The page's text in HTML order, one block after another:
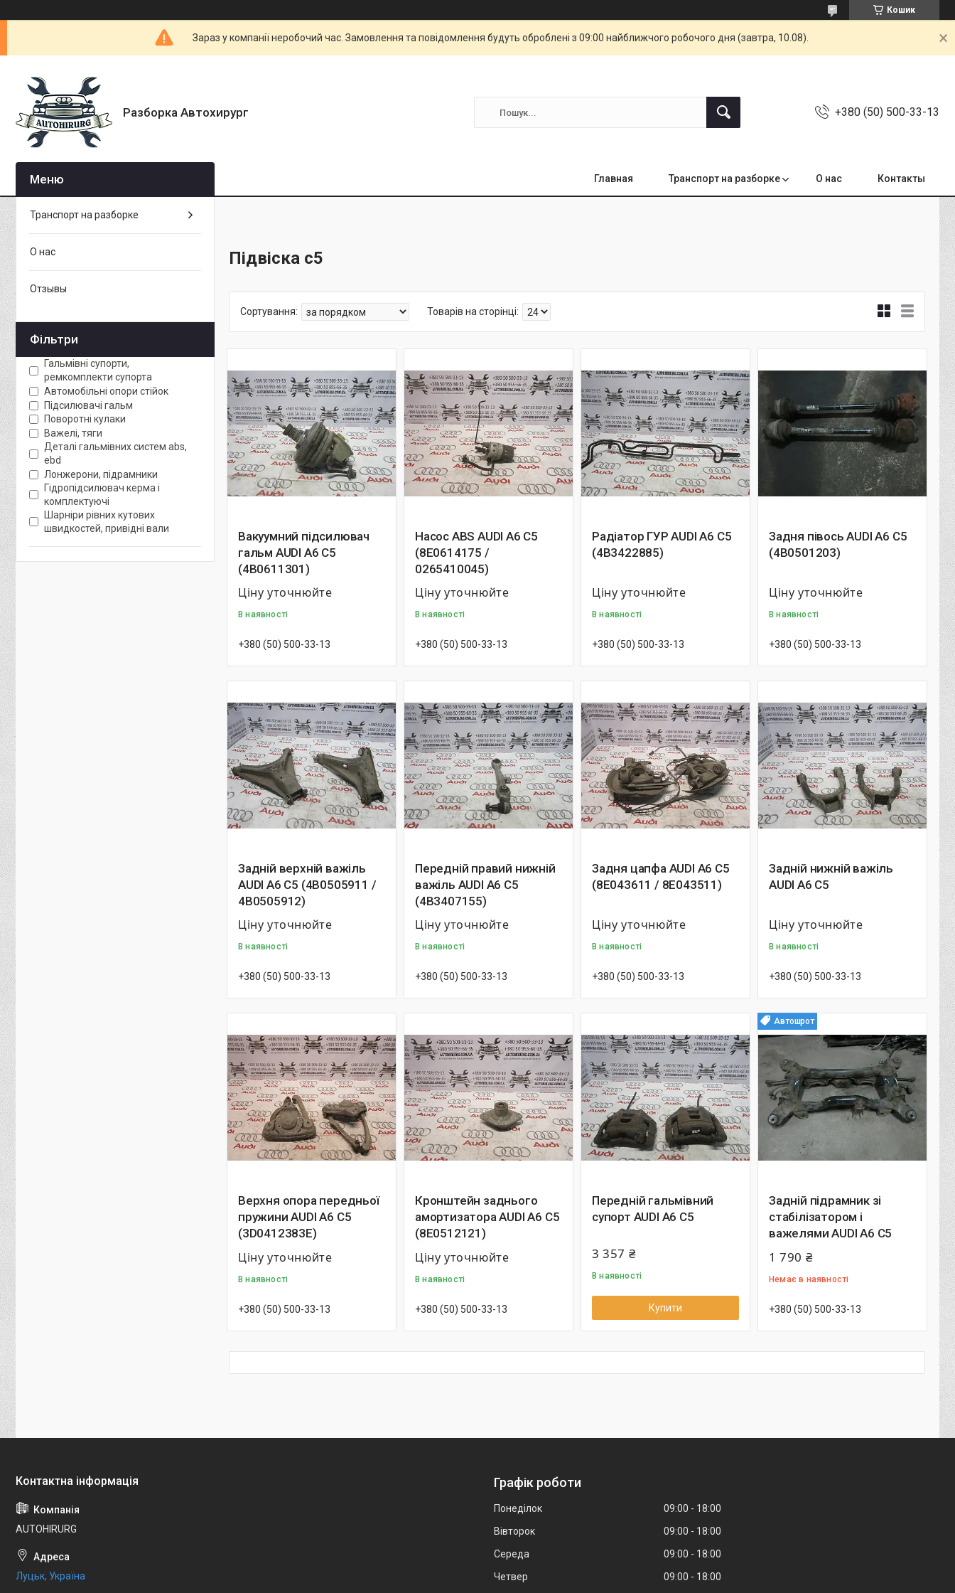
Кошик
Зараз у компанії неробочий час. Замовлення та повідомлення будуть оброблені з 09:00 найближчого робочого дня (завтра, 10.08).
Разборка Автохирург +380 (50) 500-33-13
Главная Транспорт на разборке О нас Контакты
Підвіска c5
Вакуумний підсилювач
гальм AUDI A6 C5
(4B0611301)
Ціну уточнюйте
В наявності
+380 (50) 500-33-13
Насос ABS AUDI A6 C5
(8E0614175 /
0265410045)
Ціну уточнюйте
В наявності
+380 (50) 500-33-13
Радіатор ГУР AUDI A6 C5
(4B3422885)
Ціну уточнюйте
В наявності
+380 (50) 500-33-13
Задня півось AUDI A6 C5
(4B0501203)
Ціну уточнюйте
В наявності
+380 (50) 500-33-13
Задній верхній важіль
AUDI A6 C5 (4B0505911 /
4B0505912)
Ціну уточнюйте
В наявності
+380 (50) 500-33-13
Передній правий нижній
важіль AUDI A6 C5
(4B3407155)
Ціну уточнюйте
В наявності
+380 (50) 500-33-13
Задня цапфа AUDI A6 C5
(8E043611 / 8E043511)
Ціну уточнюйте
В наявності
+380 (50) 500-33-13
Задній нижній важіль
AUDI A6 C5
Ціну уточнюйте
В наявності
+380 (50) 500-33-13
Верхня опора передньої
пружини AUDI A6 C5
(3D0412383E)
Ціну уточнюйте
В наявності
+380 (50) 500-33-13
Кронштейн заднього
амортизатора AUDI A6 C5
(8E0512121)
Ціну уточнюйте
В наявності
+380 (50) 500-33-13
Передній гальмівний
супорт AUDI A6 C5
3 357 ₴
В наявності
Купити
Автошрот
Задній підрамник зі
стабілізатором і
важелями AUDI A6 C5
1 790 ₴
Немає в наявності
+380 (50) 500-33-13
Транспорт на разборке
О нас
Отзывы
Фільтри
Гальмівні супорти,
ремкомплекти супорта
Автомобільні опори стійок
Підсилювачі гальм
Поворотні кулаки
Важелі, тяги
Деталі гальмівних систем abs,
ebd
Лонжерони, підрамники
Гідропідсилювач керма і
комплектуючі
Шарніри рівних кутових
швидкостей, привідні вали
AUTOHIRURG
Луцьк, Україна
Графік роботи
Понеділок 09:00
18:00
Вівторок
09:00
18:00
Середа
09:00
18:00
Четвер
09:00 18:00